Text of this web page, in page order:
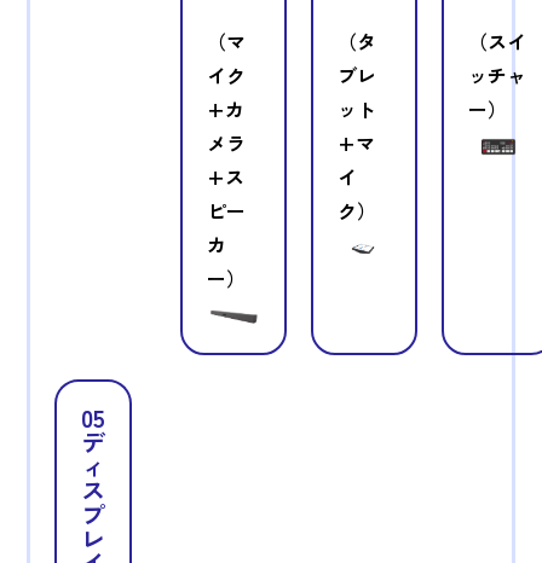
（マ
イク
+カ
メラ
+ス
ピー
カ
ー）
（タ
ブレ
ット
+マ
イ
ク）
（スイ
ッチャ
ー）
05
デ
ィ
ス
プ
レ